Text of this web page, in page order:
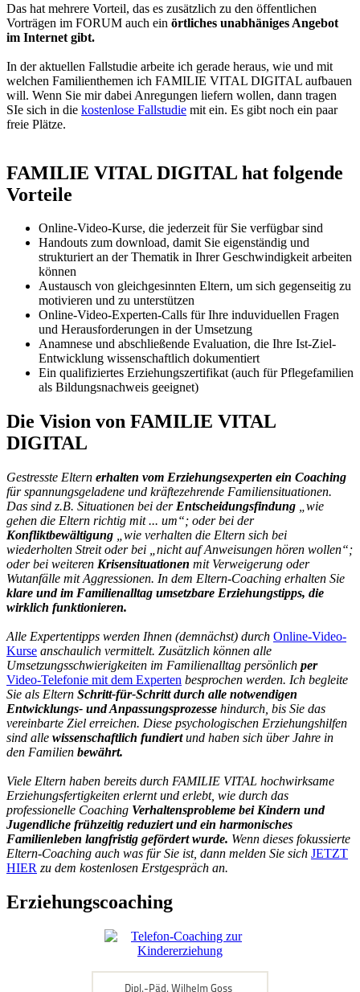
Das hat mehrere Vorteil, das es zusätzlich zu den öffentlichen
Vorträgen im FORUM auch ein örtliches unabhäniges Angebot
im Internet gibt.
In der aktuellen Fallstudie arbeite ich gerade heraus, wie und mit
welchen Familienthemen ich FAMILIE VITAL DIGITAL aufbauen
will. Wenn Sie mir dabei Anregungen liefern wollen, dann tragen
SIe sich in die kostenlose Fallstudie mit ein. Es gibt noch ein paar
freie Plätze.
FAMILIE VITAL DIGITAL hat folgende
Vorteile
Online-Video-Kurse, die jederzeit für Sie verfügbar sind
Handouts zum download, damit Sie eigenständig und
strukturiert an der Thematik in Ihrer Geschwindigkeit arbeiten
können
Austausch von gleichgesinnten Eltern, um sich gegenseitig zu
motivieren und zu unterstützen
Online-Video-Experten-Calls für Ihre induviduellen Fragen
und Herausforderungen in der Umsetzung
Anamnese und abschließende Evaluation, die Ihre Ist-Ziel-
Entwicklung wissenschaftlich dokumentiert
Ein qualifiziertes Erziehungszertifikat (auch für Pflegefamilien
als Bildungsnachweis geeignet)
Die Vision von FAMILIE VITAL
DIGITAL
Gestresste Eltern erhalten vom Erziehungsexperten ein Coaching
für spannungsgeladene und kräftezehrende Familiensituationen.
Das sind z.B. Situationen bei der Entscheidungsfindung „wie
gehen die Eltern richtig mit ... um“; oder bei der
Konfliktbewältigung „wie verhalten die Eltern sich bei
wiederholten Streit oder bei „nicht auf Anweisungen hören wollen“;
oder bei weiteren Krisensituationen mit Verweigerung oder
Wutanfälle mit Aggressionen. In dem Eltern-Coaching erhalten Sie
klare und im Familienalltag umsetzbare Erziehungstipps, die
wirklich funktionieren.
Alle Expertentipps werden Ihnen (demnächst) durch Online-Video-
Kurse anschaulich vermittelt. Zusätzlich können alle
Umsetzungsschwierigkeiten im Familienalltag persönlich per
Video-Telefonie mit dem Experten besprochen werden. Ich begleite
Sie als Eltern Schritt-für-Schritt durch alle notwendigen
Entwicklungs- und Anpassungsprozesse hindurch, bis Sie das
vereinbarte Ziel erreichen. Diese psychologischen Erziehungshilfen
sind alle wissenschaftlich fundiertund haben sich über Jahre in
den Familien bewährt.
Viele Eltern haben bereits durch FAMILIE VITAL hochwirksame
Erziehungsfertigkeiten erlernt und erlebt, wie durch das
professionelle Coaching Verhaltensprobleme bei Kindern und
Jugendliche frühzeitig reduziert und ein harmonisches
Familienleben langfristig gefördert wurde. Wenn dieses fokussierte
Eltern-Coaching auch was für Sie ist, dann melden Sie sich JETZT
HIER zu dem kostenlosen Erstgespräch an.
Erziehungscoaching